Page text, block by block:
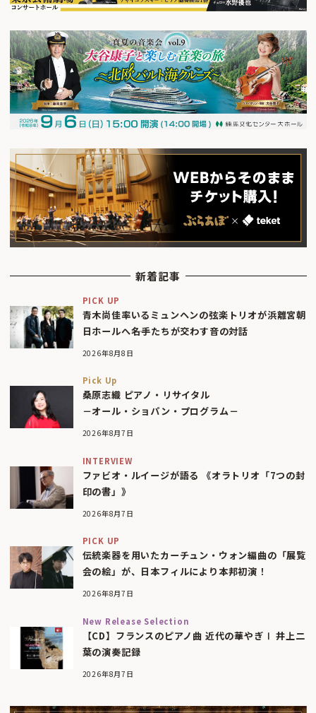
新着記事
PICK UP
青木尚佳率いるミュンヘンの弦楽トリオが浜離宮朝
日ホールへ――名手たちが交わす音の対話
2026年8月8日
Pick Up
桑原志織 ピアノ・リサイタル
－オール・ショパン・プログラム－
2026年8月7日
INTERVIEW
ファビオ・ルイージが語る 《オラトリオ「7つの封
印の書」》
2026年8月7日
PICK UP
伝統楽器を用いたカーチュン・ウォン編曲の「展覧
会の絵」が、日本フィルにより本邦初演！
2026年8月7日
New Release Selection
【CD】フランスのピアノ曲 近代の華やぎⅠ 井上二
葉の演奏記録
2026年8月7日